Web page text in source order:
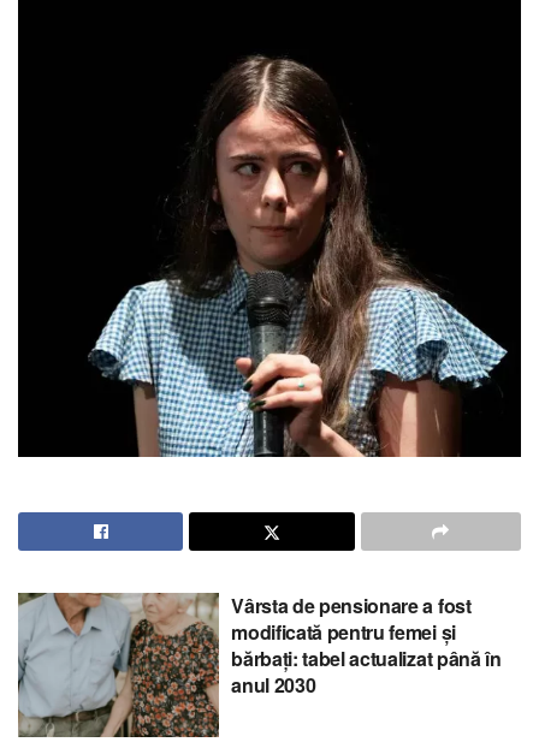
Vârsta de pensionare a fost
modificată pentru femei și
bărbați: tabel actualizat până în
anul 2030